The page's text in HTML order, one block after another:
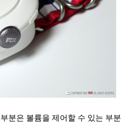
분은 볼륨을 제어할 수 있는 부분